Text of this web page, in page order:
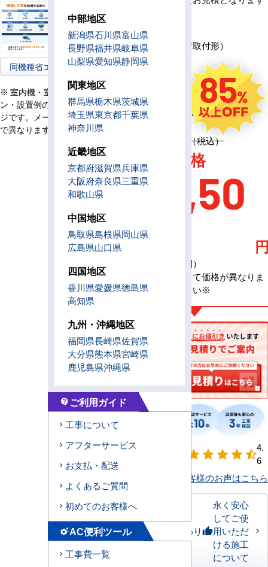
同機種省エネ型へ
※ 室内機・室外機・リモコ
ン・設置例の画像はイメー
ジです。メーカー、機種等
で異なります。
モ
コ
ン
ワイヤード（壁取付形）
定
価
1,755,600円（税込）
85
定価 1,755,600円（税込）
AC特別価格
247,50
0
（税込・工事費別）
※メーカーによって価格が異なりま
す、お問合せ下さい※
【形状別】満足
starstarstarstarstar_half
4.
6
お客様のお声はこちら
私たちのこだわりthumb_up
永く安心
してご使
用いただ
ける施工
について
中部地区
新潟県石川県富山県
長野県福井県岐阜県
山梨県愛知県静岡県
関東地区
群馬県栃木県茨城県
埼玉県東京都千葉県
神奈川県
近畿地区
京都府滋賀県兵庫県
大阪府奈良県三重県
和歌山県
中国地区
鳥取県島根県岡山県
広島県山口県
四国地区
香川県愛媛県徳島県
高知県
九州・沖縄地区
福岡県長崎県佐賀県
大分県熊本県宮崎県
鹿児島県沖縄県
contact_support ご利用ガイド
工事について
アフターサービス
お支払・配送
よくあるご質問
初めてのお客様へ
settings_suggestAC便利ツール
工事費一覧